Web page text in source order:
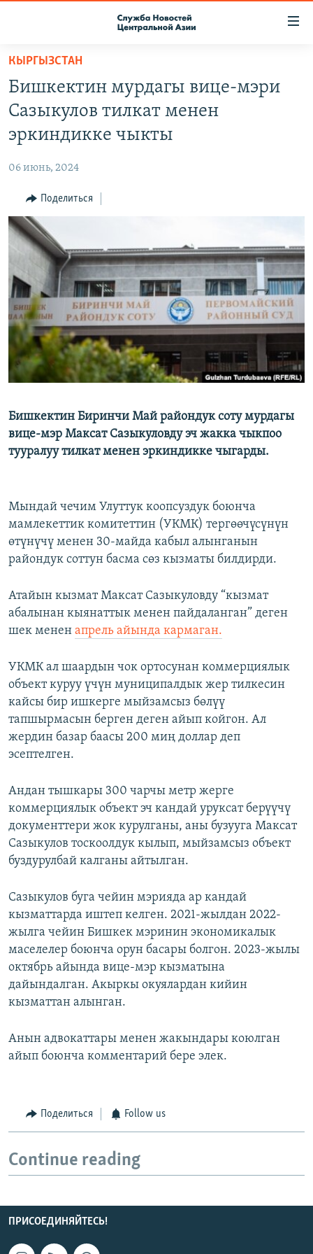
Вернуться
основному
содержанию
главной
Вернутся
поиску
КОНТАКТЫ
НАСТОЯЩЕЕ ВРЕМЯ
МИГРАНТ МЕДИА
КЫРГЫЗСТАН
Бишкектин мурдагы вице-мэри
Сазыкулов тилкат менен
эркиндикке чыкты
06 июнь, 2024
Поделиться
Бишкектин Биринчи Май райондук соту мурдагы
вице-мэр Максат Сазыкуловду эч жакка чыкпоо
тууралуу тилкат менен эркиндикке чыгарды.
Мындай чечим Улуттук коопсуздук боюнча
мамлекеттик комитеттин (УКМК) тергөөчүсүнүн
өтүнүчү менен 30-майда кабыл алынганын
райондук соттун басма сөз кызматы билдирди.
Атайын кызмат Максат Сазыкуловду “кызмат
абалынан кыянаттык менен пайдаланган” деген
шек менен апрель айында кармаган.
УКМК ал шаардын чок ортосунан коммерциялык
объект куруу үчүн муниципалдык жер тилкесин
кайсы бир ишкерге мыйзамсыз бөлүү
тапшырмасын берген деген айып койгон. Ал
жердин базар баасы 200 миң доллар деп
эсептелген.
Андан тышкары 300 чарчы метр жерге
коммерциялык объект эч кандай уруксат берүүчү
документтери жок курулганы, аны бузууга Максат
Сазыкулов тоскоолдук кылып, мыйзамсыз объект
буздурулбай калганы айтылган.
Сазыкулов буга чейин мэрияда ар кандай
кызматтарда иштеп келген. 2021-жылдан 2022-
жылга чейин Бишкек мэринин экономикалык
маселелер боюнча орун басары болгон. 2023-жылы
октябрь айында вице-мэр кызматына
дайындалган. Акыркы окуялардан кийин
кызматтан алынган.
Анын адвокаттары менен жакындары коюлган
айып боюнча комментарий бере элек.
Поделиться Follow us
Continue reading
ПРИСОЕДИНЯЙТЕСЬ!